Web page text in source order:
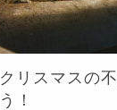
クリスマスの
う！